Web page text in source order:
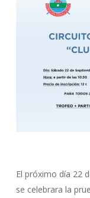
El próximo día 22
se celebrara la